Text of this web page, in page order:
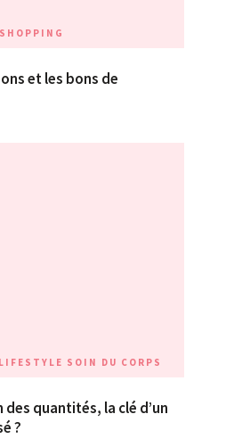
SHOPPING
et les bons de
LIFESTYLE SOIN DU CORPS
quantités, la clé d’un
?